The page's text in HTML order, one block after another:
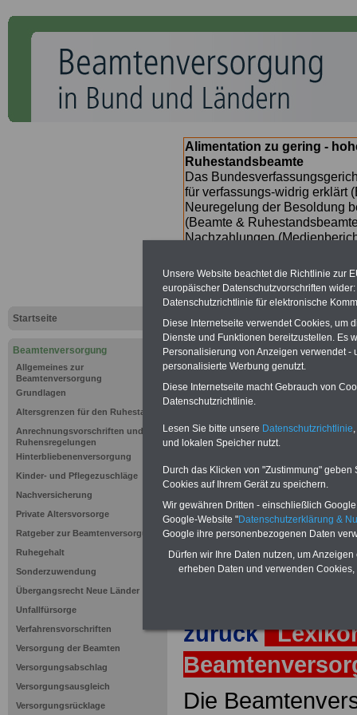
Startseite
Beamtenversorgung
Allgemeines zur
Beamtenversorgung
Grundlagen
Altersgrenzen für den Ruhestand
Anrechnungsvorschriften und
Ruhensregelungen
Hinterbliebenenversorgung
Kinder- und Pflegezuschläge
Nachversicherung
Private Altersvorsorge
Ratgeber zur Beamtenversorgung
Ruhegehalt
Sonderzuwendung
Übergangsrecht Neue Länder
Unfallfürsorge
Verfahrensvorschriften
Versorgung der Beamten
Versorgungsabschlag
Versorgungsausgleich
Versorgungsrücklage
Alimentation zu gering -
Ruhestandsbeamte
Das
für verfassungs-widrig erklärt
Neuregelung der Besoldung
(Beamte &
Nachzahlungen
SERVICE gibt hierzu im II.
(unmittelbar nach Beschluss
Bundesregierung >>>
zur
Bescheid
hier
Ratgeber für 7,50 Euro
zurück
Die
Unsere Website beachtet die Richtlinie zur
europäischer Datenschutzvorschriften
Datenschutzrichtlinie für elektronische
Diese Internetseite verwendet Cookies, um
Dienste und Funktionen bereitzustellen. Es
Personalisierung von Anzeigen verwendet
personalisierte Werbung genutzt.
Diese Internetseite macht Gebrauch von
Datenschutzrichtlinie.
Lesen Sie bitte unsere Datenschutzrichtlinie
und lokalen Speicher nutzt.
Durch das Klicken von "Zustimmung"
Cookies auf Ihrem Gerät zu speichern.
Wir gewähren Dritten - einschließlich
Google-Website "Datenschutzerklärung &
Google ihre personenbezogenen Daten
Dürfen wir Ihre Daten nutzen, um
erheben Daten und verwenden